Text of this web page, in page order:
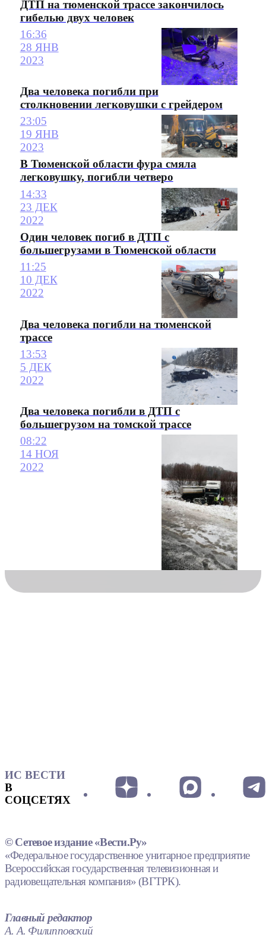
ДТП на тюменской трассе закончилось
гибелью двух человек
16:36
28 ЯНВ
2023
Два человека погибли при
столкновении легковушки с грейдером
23:05
19 ЯНВ
2023
В Тюменской области фура смяла
легковушку, погибли четверо
14:33
23 ДЕК
2022
Один человек погиб в ДТП с
большегрузами в Тюменской области
11:25
10 ДЕК
2022
Два человека погибли на тюменской
трассе
13:53
5 ДЕК
2022
Два человека погибли в ДТП с
большегрузом на томской трассе
08:22
14 НОЯ
2022
ИС ВЕСТИ
В
СОЦСЕТЯХ
© Сетевое издание «Вести.Ру»
«Федеральное государственное унитарное предприятие
Всероссийская государственная телевизионная и
радиовещательная компания» (ВГТРК).
Главный редактор
А. А. Филипповский